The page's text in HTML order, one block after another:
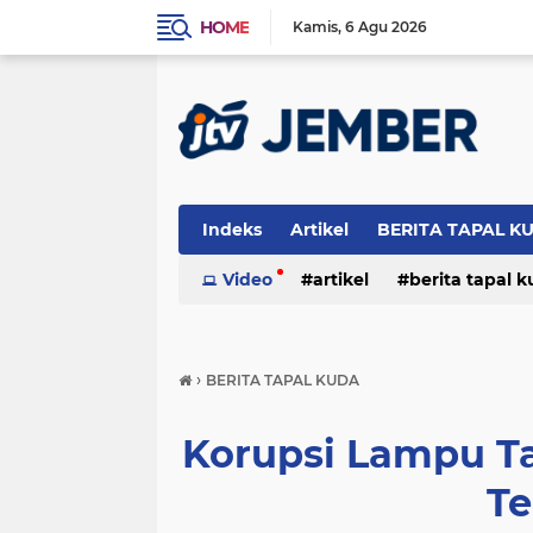
HOME Kamis 6 Agu 2026
Indeks Artikel BERITA TAPAL
PERISTIWA
Video artikel berita tapal
› BERITA TAPAL KUDA
Korupsi Lampu